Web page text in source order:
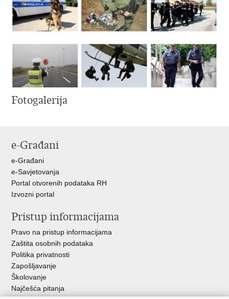
Fotogalerija
e-Građani
e-Građani
e-Savjetovanja
Portal otvorenih podataka RH
Izvozni portal
Pristup informacijama
Pravo na pristup informacijama
Zaštita osobnih podataka
Politika privatnosti
Zapošljavanje
Školovanje
Najčešća pitanja